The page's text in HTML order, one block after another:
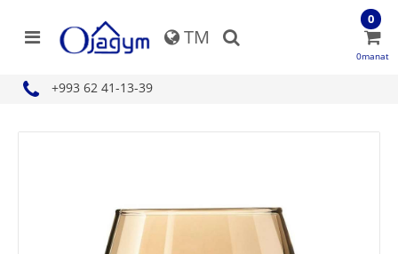
TM
+993 62 41-13-39
0
0manat